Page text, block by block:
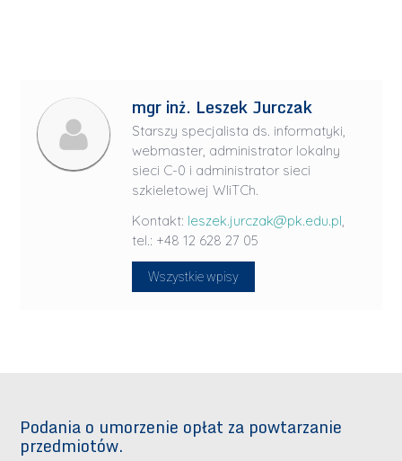
mgr inż. Leszek Jurczak
Starszy specjalista ds. informatyki,
webmaster, administrator lokalny
sieci C-0 i administrator sieci
szkieletowej WIiTCh.
Kontakt: leszek.jurczak@pk.edu.pl,
tel.: +48 12 628 27 05
Wszystkie wpisy
Podania o umorzenie opłat za powtarzanie
przedmiotów.